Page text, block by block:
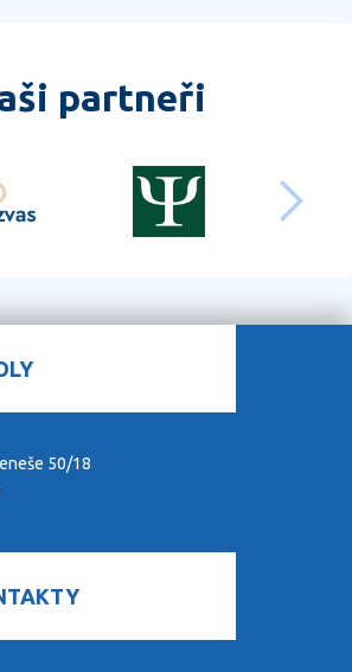
partneři
50/18